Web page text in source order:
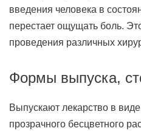
введения человека в
перестает ощущать боль.
проведения различных
Формы выпуска,
Выпускают лекарство в
прозрачного бесцветного